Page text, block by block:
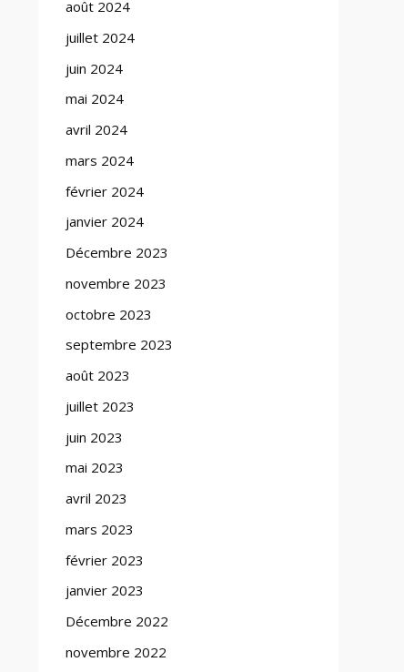
août 2024
juillet 2024
juin 2024
mai 2024
avril 2024
mars 2024
février 2024
janvier 2024
Décembre 2023
novembre 2023
octobre 2023
septembre 2023
août 2023
juillet 2023
juin 2023
mai 2023
avril 2023
mars 2023
février 2023
janvier 2023
Décembre 2022
novembre 2022